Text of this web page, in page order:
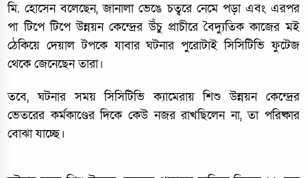
মি. হোসেন বলেছেন, জানালা ভেঙে চত্বরে নেমে পড়া এবং এরপর
পা টিপে টিপে উন্নয়ন কেন্দ্রের উঁচু প্রাচীরে বৈদ্যুতিক কাজের মই
ঠেকিয়ে দেয়াল টপকে যাবার ঘটনার পুরোটাই সিসিটিভি ফুটেজ
থেকে জেনেছেন তারা।
তবে, ঘটনার সময় সিসিটিভি ক্যামেরায় শিশু উন্নয়ন কেন্দ্রের
ভেতরের কর্মকাণ্ডের দিকে কেউ নজর রাখছিলেন না, তা পরিষ্কার
বোঝা যাচ্ছে।